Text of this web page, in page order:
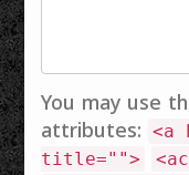
You may use
attributes:
<a
title="">